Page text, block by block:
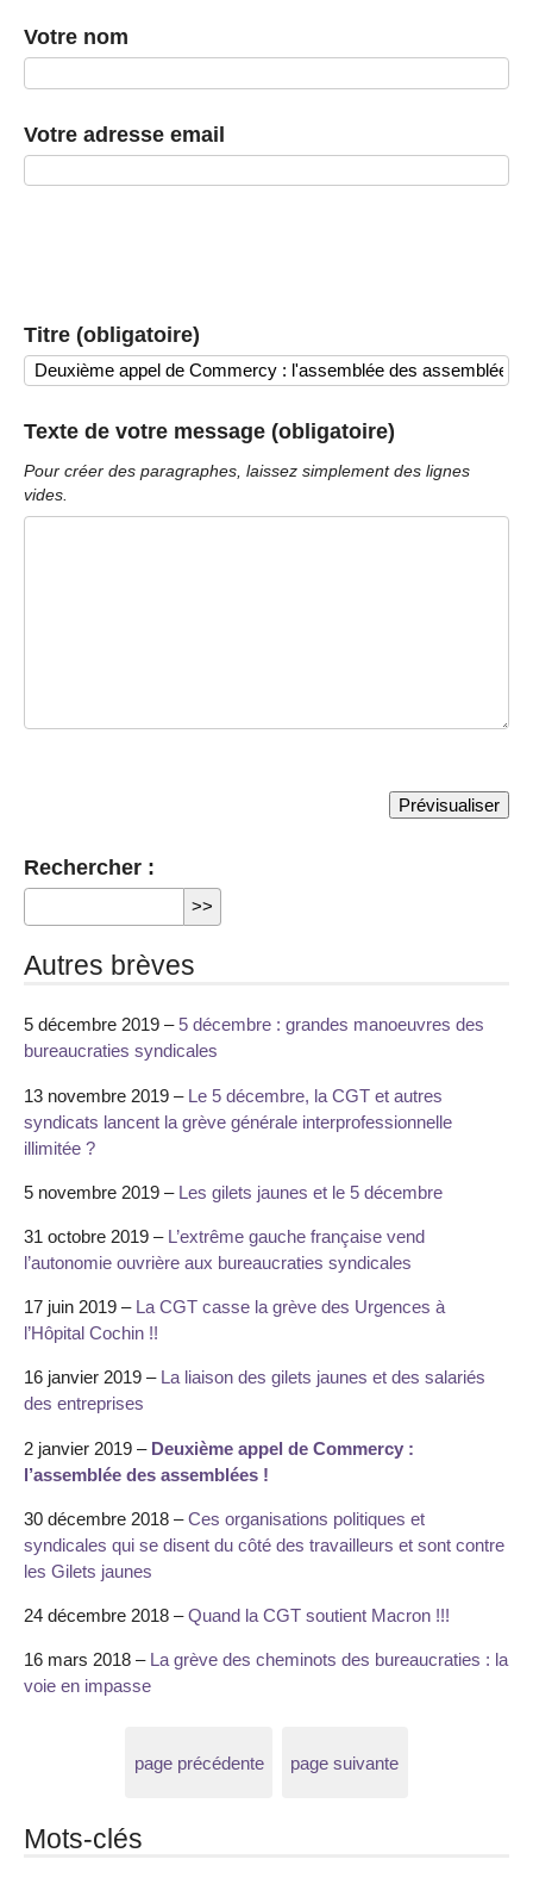
Votre nom
Votre adresse email
Titre (obligatoire)
Texte de votre message (obligatoire)
Pour créer des paragraphes, laissez simplement des lignes
vides.
Rechercher :
Autres brèves
5 décembre 2019 – 5 décembre : grandes manoeuvres des
bureaucraties syndicales
13 novembre 2019 – Le 5 décembre, la CGT et autres
syndicats lancent la grève générale interprofessionnelle
illimitée ?
5 novembre 2019 – Les gilets jaunes et le 5 décembre
31 octobre 2019 – L’extrême gauche française vend
l’autonomie ouvrière aux bureaucraties syndicales
17 juin 2019 – La CGT casse la grève des Urgences à
l’Hôpital Cochin !!
16 janvier 2019 – La liaison des gilets jaunes et des salariés
des entreprises
2 janvier 2019 – Deuxième appel de Commercy :
l’assemblée des assemblées !
30 décembre 2018 –Ces organisations politiques et
syndicales qui se disent du côté des travailleurs et sont contre
les Gilets jaunes
24 décembre 2018 –Quand la CGT soutient Macron !!!
16 mars 2018 – La grève des cheminots des bureaucraties : la
voie en impasse
page précédente page suivante
Mots-clés